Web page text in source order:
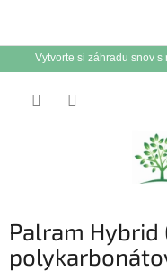
Vytvorte si záhradu snov
Palram Hybrid